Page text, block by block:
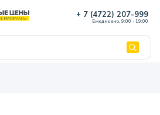
+ 7 (4722) 207-999
Ежедневно, 9:00 - 19:00